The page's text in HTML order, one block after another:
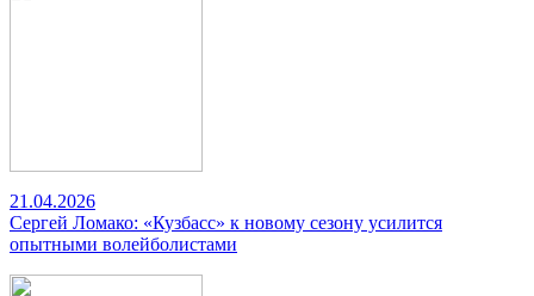
21.04.2026
Сергей Ломако: «Кузбасс» к новому сезону усилится
опытными волейболистами